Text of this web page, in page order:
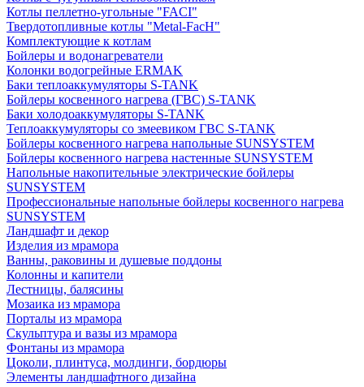
Котлы пеллетно-угольные "FACI"
Твердотопливные котлы "Metal-FacH"
Комплектующие к котлам
Бойлеры и водонагреватели
Колонки водогрейные ERMAK
Баки теплоаккумуляторы S-TANK
Бойлеры косвенного нагрева (ГВС) S-TANK
Баки холодоаккумуляторы S-TANK
Теплоаккумуляторы со змеевиком ГВС S-TANK
Бойлеры косвенного нагрева напольные SUNSYSTEM
Бойлеры косвенного нагрева настенные SUNSYSTEM
Напольные накопительные электрические бойлеры
SUNSYSTEM
Профессиональные напольные бойлеры косвенного нагрева
SUNSYSTEM
Ландшафт и декор
Изделия из мрамора
Ванны, раковины и душевые поддоны
Колонны и капители
Лестницы, балясины
Мозаика из мрамора
Порталы из мрамора
Скульптура и вазы из мрамора
Фонтаны из мрамора
Цоколи, плинтуса, молдинги, бордюры
Элементы ландшафтного дизайна